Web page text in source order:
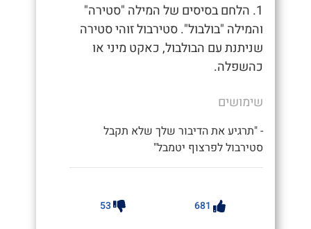
1. הלחם בסיסים של המילה "סטירה"
והמילה "בולבול". סטירבול זוהי סטירה
שניתנת עם הבולבול, כאקט מיני או
כהשפלה.
שימושים
- "תרגיע את הדיבור שלך שלא תקבל
סטירבול לפרצוף יטמבל"
681
53